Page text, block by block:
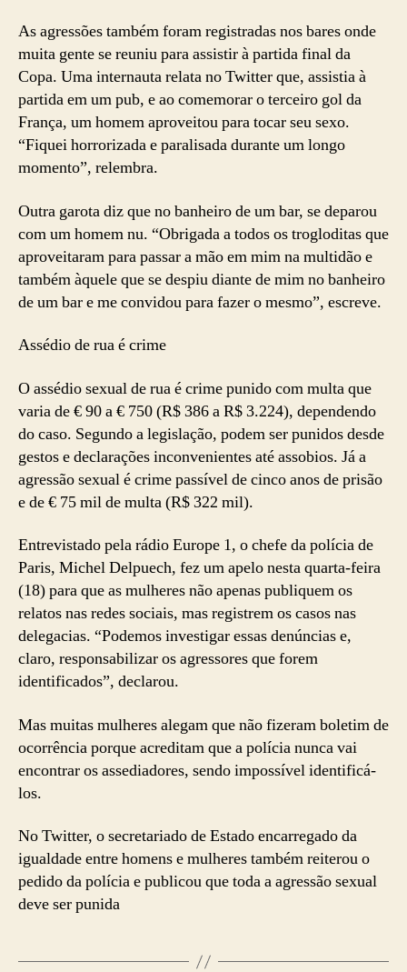
As agressões também foram registradas nos bares onde
muita gente se reuniu para assistir à partida final da
Copa. Uma internauta relata no Twitter que, assistia à
partida em um pub, e ao comemorar o terceiro gol da
França, um homem aproveitou para tocar seu sexo.
“Fiquei horrorizada e paralisada durante um longo
momento”, relembra.
Outra garota diz que no banheiro de um bar, se deparou
com um homem nu. “Obrigada a todos os trogloditas que
aproveitaram para passar a mão em mim na multidão e
também àquele que se despiu diante de mim no banheiro
de um bar e me convidou para fazer o mesmo”, escreve.
Assédio de rua é crime
O assédio sexual de rua é crime punido com multa que
varia de € 90 a € 750 (R$ 386 a R$ 3.224), dependendo
do caso. Segundo a legislação, podem ser punidos desde
gestos e declarações inconvenientes até assobios. Já a
agressão sexual é crime passível de cinco anos de prisão
e de € 75 mil de multa (R$ 322 mil).
Entrevistado pela rádio Europe 1, o chefe da polícia de
Paris, Michel Delpuech, fez um apelo nesta quarta-feira
(18) para que as mulheres não apenas publiquem os
relatos nas redes sociais, mas registrem os casos nas
delegacias. “Podemos investigar essas denúncias e,
claro, responsabilizar os agressores que forem
identificados”, declarou.
Mas muitas mulheres alegam que não fizeram boletim de
ocorrência porque acreditam que a polícia nunca vai
encontrar os assediadores, sendo impossível identificá-
los.
No Twitter, o secretariado de Estado encarregado da
igualdade entre homens e mulheres também reiterou o
pedido da polícia e publicou que toda a agressão sexual
deve ser punida